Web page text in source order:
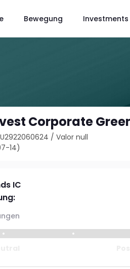
Bewegung Investments
Corporate
/Valor null
14)
IC